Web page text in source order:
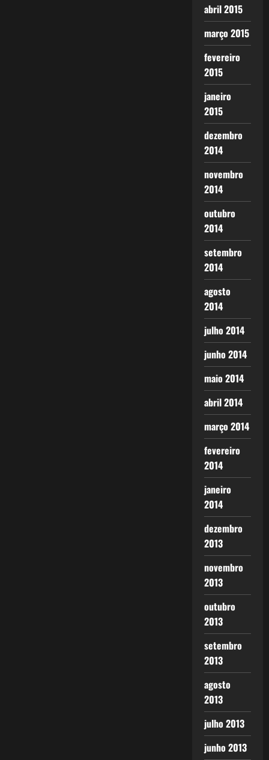
abril 2015
março 2015
fevereiro
2015
janeiro
2015
dezembro
2014
novembro
2014
outubro
2014
setembro
2014
agosto
2014
julho 2014
junho 2014
maio 2014
abril 2014
março 2014
fevereiro
2014
janeiro
2014
dezembro
2013
novembro
2013
outubro
2013
setembro
2013
agosto
2013
julho 2013
junho 2013